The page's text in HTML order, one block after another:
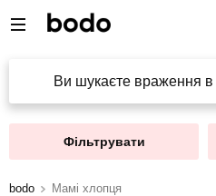
Ви шукаєте враження в
Фільтрувати
bodo Мамі хлопця